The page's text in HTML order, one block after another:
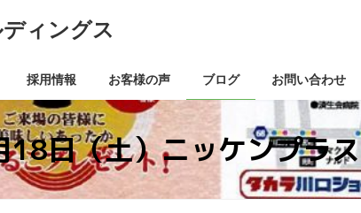
ィングス
採用情報 お客様の声 ブログ お問い合わせ
日（土）ニッケンプラス